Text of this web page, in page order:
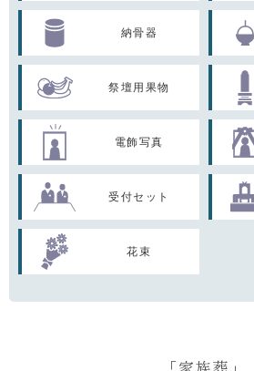
納骨器
祭壇用果物
電飾写真
受付セット
花束